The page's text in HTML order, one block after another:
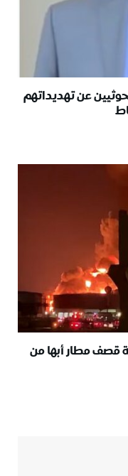
عن تهديداتهم
قصف مطار أبها من